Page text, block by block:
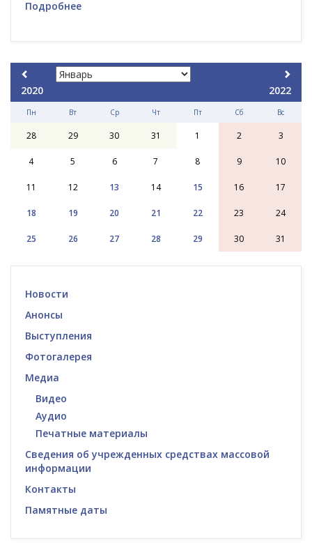
Подробнее
2020 2022
Пн Вт Ср Чт Пт Сб Вс
28 29 30 31 1 2 3
4 5 6 7 8 9 10
11 12 13 14 15 16 17
18 19 20 21 22 23 24
25 26 27 28 29 30 31
Новости
Анонсы
Выступления
Фотогалерея
Медиа
Видео
Аудио
Печатные материалы
Сведения об учрежденных средствах массовой
информации
Контакты
Памятные даты